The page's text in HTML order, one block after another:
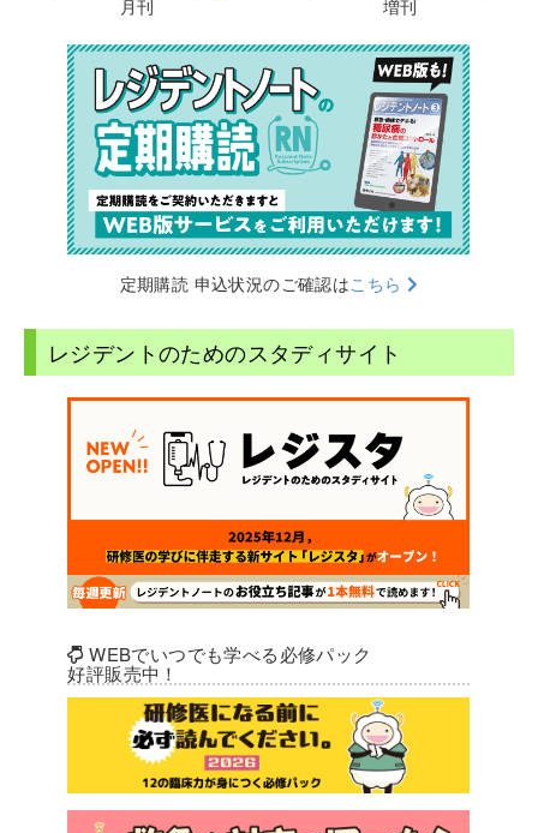
月刊 増刊
定期購読 申込状況のご確認はこちら
レジデントのためのスタディサイト
WEBでいつでも学べる必修パック
好評販売中！